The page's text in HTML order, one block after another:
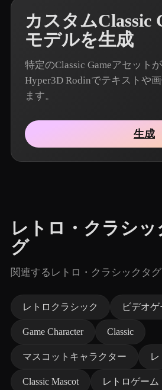
カスタムClassic
モデルを生成
特定のClassic Gameアセット
Hyper3D Rodinでテキストや
ます。
生成
レトロ・クラシッ
グ
関連するレトロ・クラシックタグ
レトロクラシック ビデオ
Game Character Classic
マスコットキャラクター レ
Classic Mascot レトロゲーム